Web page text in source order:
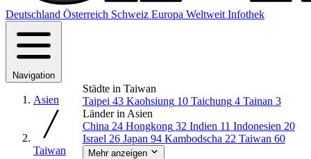
Deutschland Österreich Schweiz Europa Weltweit Infothek
Navigation
Asien
Taiwan
Städte in Taiwan
Taipei 43 Kaohsiung 10 Taichung 4 Tainan 3
Länder in Asien
China 24 Hongkong 32 Indien 11 Indonesien 20
Israel 26 Japan 94 Kambodscha 22 Taiwan 60
Mehr anzeigen